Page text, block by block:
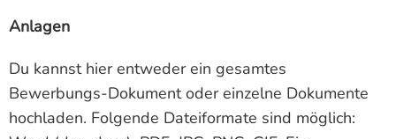
Anlagen
Du kannst hier entweder ein gesamtes
Bewerbungs-Dokument oder einzelne Dokumente
hochladen. Folgende Dateiformate sind möglich: